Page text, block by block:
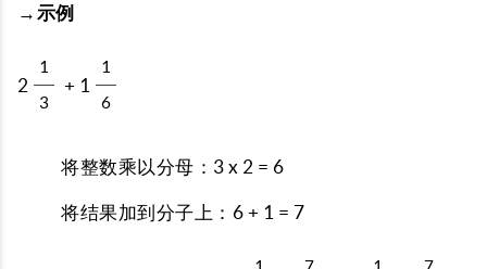
→示例
2
1
3
+ 1
1
6
将整数乘以分母：3 x 2 = 6
将结果加到分子上：6 + 1 = 7